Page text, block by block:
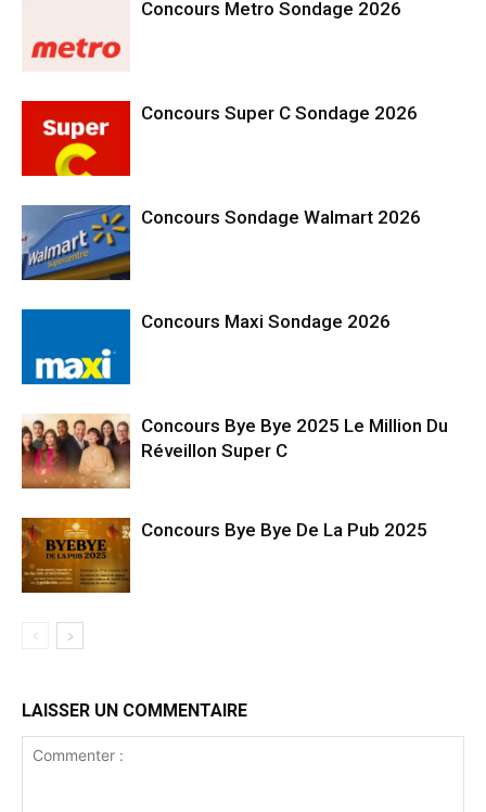
Concours Metro Sondage 2026
Concours Super C Sondage 2026
Concours Sondage Walmart 2026
Concours Maxi Sondage 2026
Concours Bye Bye 2025 Le Million Du
Réveillon Super C
Concours Bye Bye De La Pub 2025
LAISSER UN COMMENTAIRE